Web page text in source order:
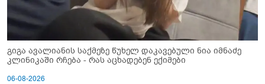
გიგა ავალიანის საქმეზე წუხელ დაკავებული ნია იმნაძე
კლინიკაში რჩება - რას აცხადებენ ექიმები
06-08-2026